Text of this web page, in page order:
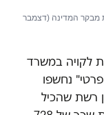
מבקר המדינה (דצמבר
לקויה במשרד
נחשפו
רשת שהכיל